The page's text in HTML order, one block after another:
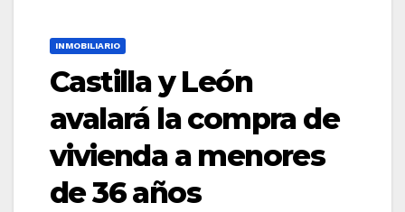
INMOBILIARIO
Castilla y León
avalará la compra de
vivienda a menores
de 36 años